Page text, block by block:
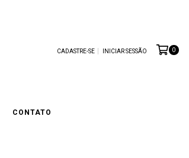
CADASTRE-SE INICIAR SESSÃO 0
CONTATO